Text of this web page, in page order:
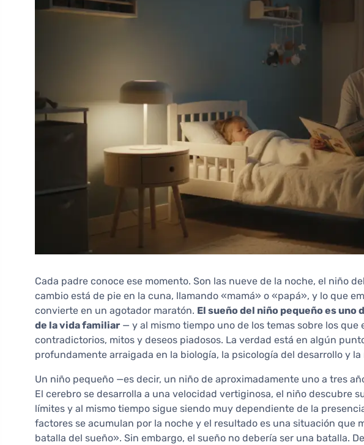
Cada padre conoce ese momento. Son las nueve de la noche, el niño
cambio está de pie en la cuna, llamando «mamá» o «papá», y lo que
convierte en un agotador maratón. El sueño del niño pequeño es
de la vida familiar — y al mismo tiempo uno de los temas sobre los que
contradictorios, mitos y deseos piadosos. La verdad está en algún
profundamente arraigada en la biología, la psicología del desarrollo y
Un niño pequeño —es decir, un niño de aproximadamente uno a tres
El cerebro se desarrolla a una velocidad vertiginosa, el niño descubre
límites y al mismo tiempo sigue siendo muy dependiente de la
factores se acumulan por la noche y el resultado es una situación que
batalla del sueño». Sin embargo, el sueño no debería ser una batalla.